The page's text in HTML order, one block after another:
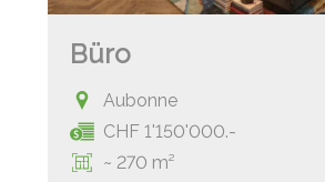
Büro
Aubonne
CHF 1'150'000.-
~ 270 m²